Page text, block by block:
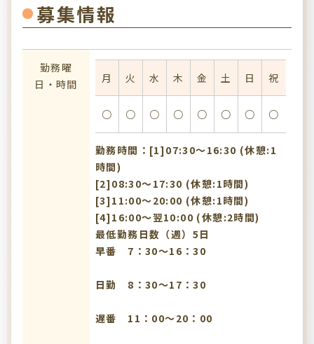
募集情報
勤務曜
日・時間
月 火 水 木 金 土 日 祝
○ ○ ○ ○ ○ ○ ○ ○
勤務時間：[1]07:30〜16:30 (休憩:1
時間)
[2]08:30〜17:30 (休憩:1時間)
[3]11:00〜20:00 (休憩:1時間)
[4]16:00〜翌10:00 (休憩:2時間)
最低勤務日数（週）5日
早番 7：30～16：30
日勤 8：30～17：30
遅番 11：00～20：00